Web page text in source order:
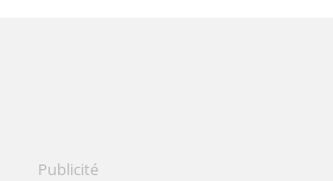
Publicité